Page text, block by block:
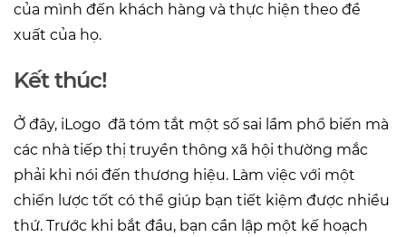
của mình đến khách hàng và thực hiện theo đề
xuất của họ.
Kết thúc!
Ở đây, iLogo đã tóm tắt một số sai lầm phổ biến mà
các nhà tiếp thị truyền thông xã hội thường mắc
phải khi nói đến thương hiệu. Làm việc với một
chiến lược tốt có thể giúp bạn tiết kiệm được nhiều
thứ. Trước khi bắt đầu, bạn cần lập một kế hoạch